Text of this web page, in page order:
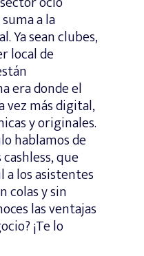
a la
Ya sean clubes,
local de
era donde el
vez más digital,
y originales.
hablamos de
que
a los asistentes
colas y sin
las ventajas
¡Te lo